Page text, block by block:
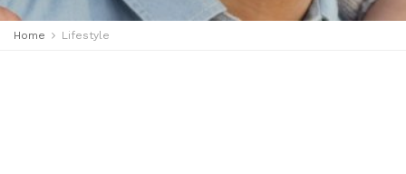
Home Lifestyle